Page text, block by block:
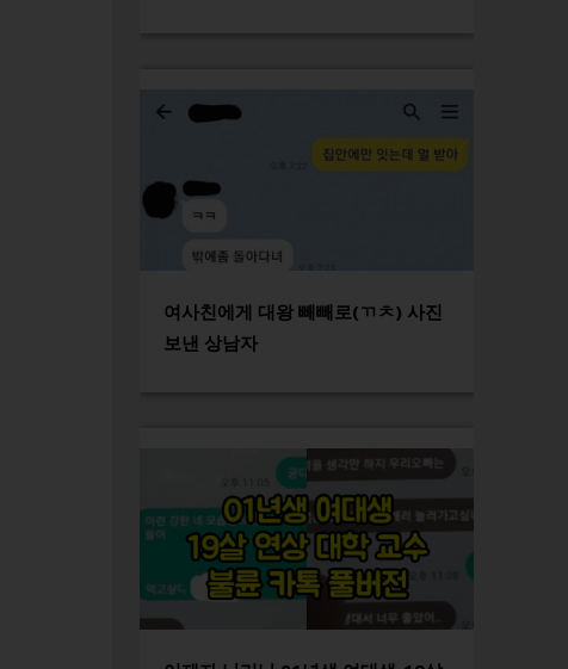
여사친에게 대왕 빼빼로(ㄲㅊ) 사진
보낸 상남자